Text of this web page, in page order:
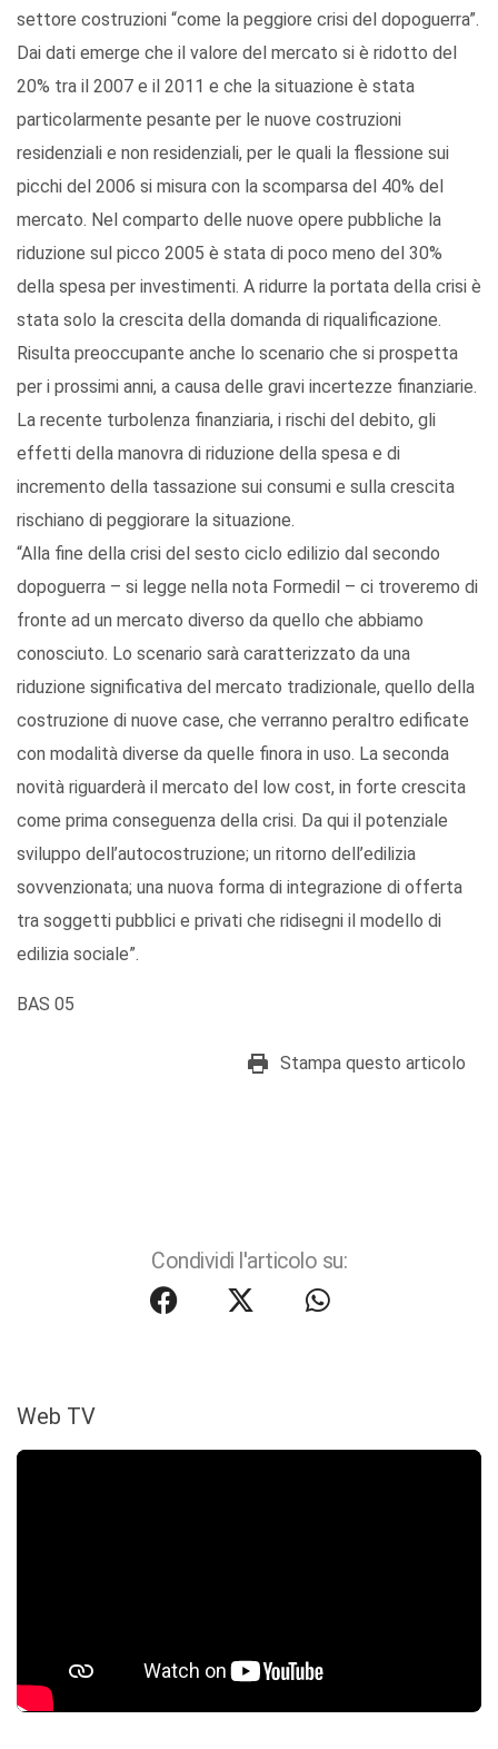
settore costruzioni “come la peggiore crisi del dopoguerra”.
Dai dati emerge che il valore del mercato si è ridotto del
20% tra il 2007 e il 2011 e che la situazione è stata
particolarmente pesante per le nuove costruzioni
residenziali e non residenziali, per le quali la flessione sui
picchi del 2006 si misura con la scomparsa del 40% del
mercato. Nel comparto delle nuove opere pubbliche la
riduzione sul picco 2005 è stata di poco meno del 30%
della spesa per investimenti. A ridurre la portata della crisi è
stata solo la crescita della domanda di riqualificazione.
Risulta preoccupante anche lo scenario che si prospetta
per i prossimi anni, a causa delle gravi incertezze finanziarie.
La recente turbolenza finanziaria, i rischi del debito, gli
effetti della manovra di riduzione della spesa e di
incremento della tassazione sui consumi e sulla crescita
rischiano di peggiorare la situazione.
“Alla fine della crisi del sesto ciclo edilizio dal secondo
dopoguerra – si legge nella nota Formedil – ci troveremo di
fronte ad un mercato diverso da quello che abbiamo
conosciuto. Lo scenario sarà caratterizzato da una
riduzione significativa del mercato tradizionale, quello della
costruzione di nuove case, che verranno peraltro edificate
con modalità diverse da quelle finora in uso. La seconda
novità riguarderà il mercato del low cost, in forte crescita
come prima conseguenza della crisi. Da qui il potenziale
sviluppo dell’autocostruzione; un ritorno dell’edilizia
sovvenzionata; una nuova forma di integrazione di offerta
tra soggetti pubblici e privati che ridisegni il modello di
edilizia sociale”.
BAS 05
Stampa questo articolo
Condividi l'articolo su:
Web TV